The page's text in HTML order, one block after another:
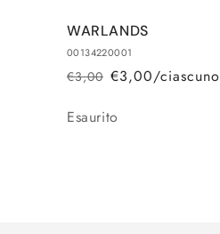
WARLANDS
00134220001
Prezzo
listino
€3,00
Prezzo €3,00/ciascuno
Quantità
Esaurito